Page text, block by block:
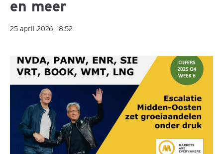
en meer
25 april 2026, 18:52